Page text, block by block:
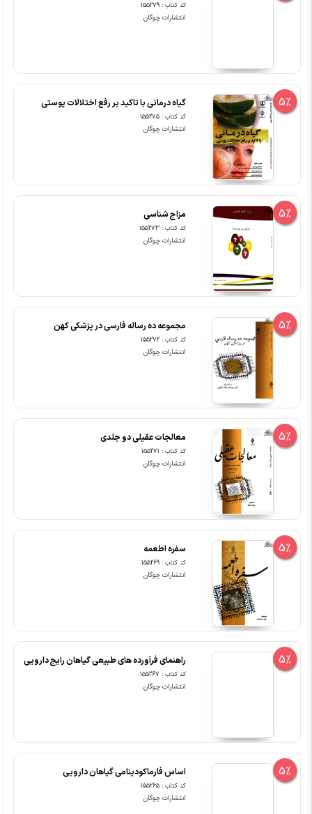
کد کتاب : 155279
انتشارات چوگان
5% گیاه درمانی با تاکید بر رفع اختلالات پوستی
کد کتاب : 155275
انتشارات چوگان
5% مزاج شناسی
کد کتاب : 155273
انتشارات چوگان
5% مجموعه ده رساله فارسی در پزشکی کهن
کد کتاب : 155272
انتشارات چوگان
5% معالجات عقیلی دو جلدی
کد کتاب : 155271
انتشارات چوگان
5% سفره اطعمه
کد کتاب : 155269
انتشارات چوگان
5% راهنمای فرآورده های طبیعی گیاهان رایج دارویی
کد کتاب : 155267
انتشارات چوگان
5% اساس فارماکودینامی گیاهان دارویی
کد کتاب : 155265
انتشارات چوگان